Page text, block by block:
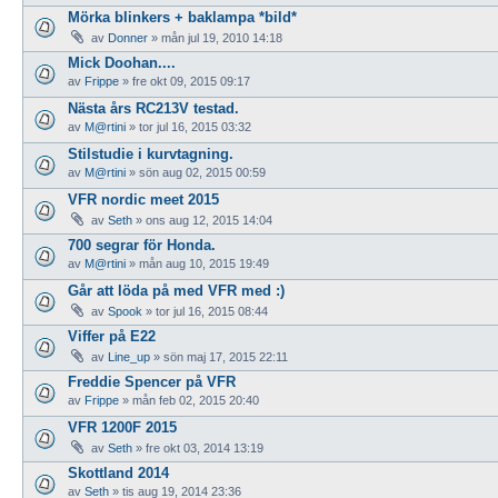
Mörka blinkers + baklampa *bild*
av Donner » mån jul 19, 2010 14:18
Mick Doohan....
av Frippe » fre okt 09, 2015 09:17
Nästa års RC213V testad.
av M@rtini » tor jul 16, 2015 03:32
Stilstudie i kurvtagning.
av M@rtini » sön aug 02, 2015 00:59
VFR nordic meet 2015
av Seth » ons aug 12, 2015 14:04
700 segrar för Honda.
av M@rtini » mån aug 10, 2015 19:49
Går att löda på med VFR med :)
av Spook » tor jul 16, 2015 08:44
Viffer på E22
av Line_up » sön maj 17, 2015 22:11
Freddie Spencer på VFR
av Frippe » mån feb 02, 2015 20:40
VFR 1200F 2015
av Seth » fre okt 03, 2014 13:19
Skottland 2014
av Seth » tis aug 19, 2014 23:36